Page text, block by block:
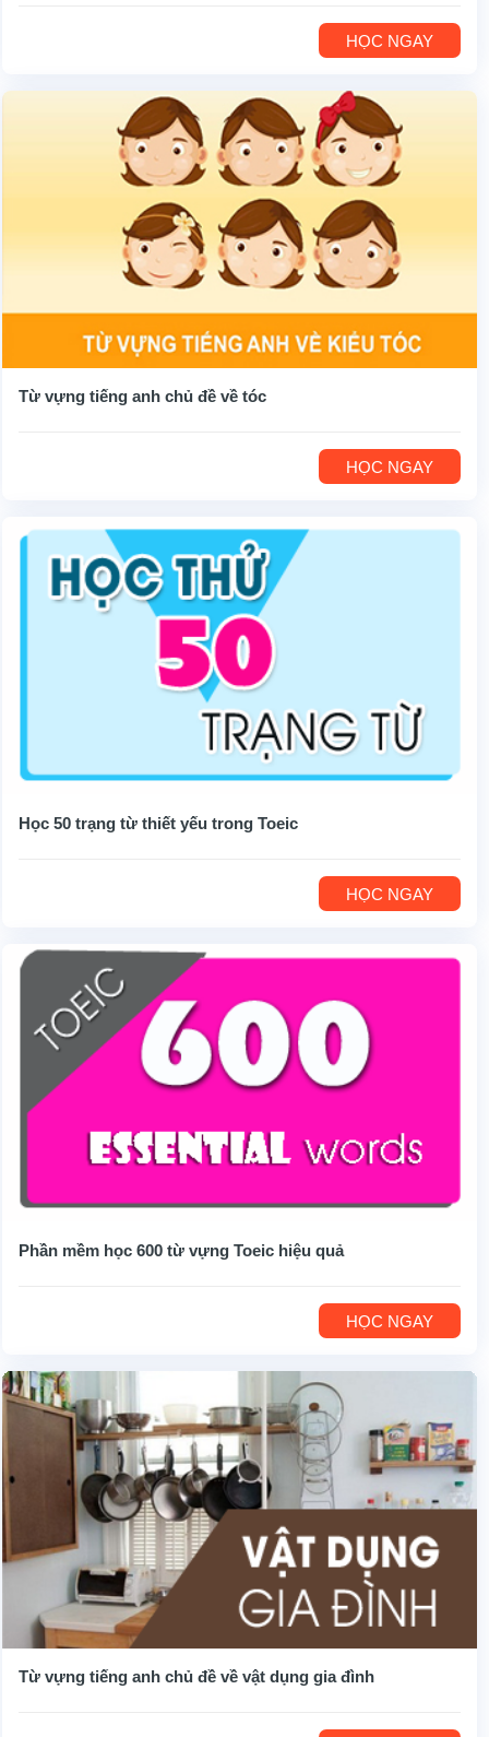
HỌC NGAY
Từ vựng tiếng anh chủ đề về tóc
HỌC NGAY
Học 50 trạng từ thiết yếu trong Toeic
HỌC NGAY
Phần mềm học 600 từ vựng Toeic hiệu quả
HỌC NGAY
Từ vựng tiếng anh chủ đề về vật dụng gia đình